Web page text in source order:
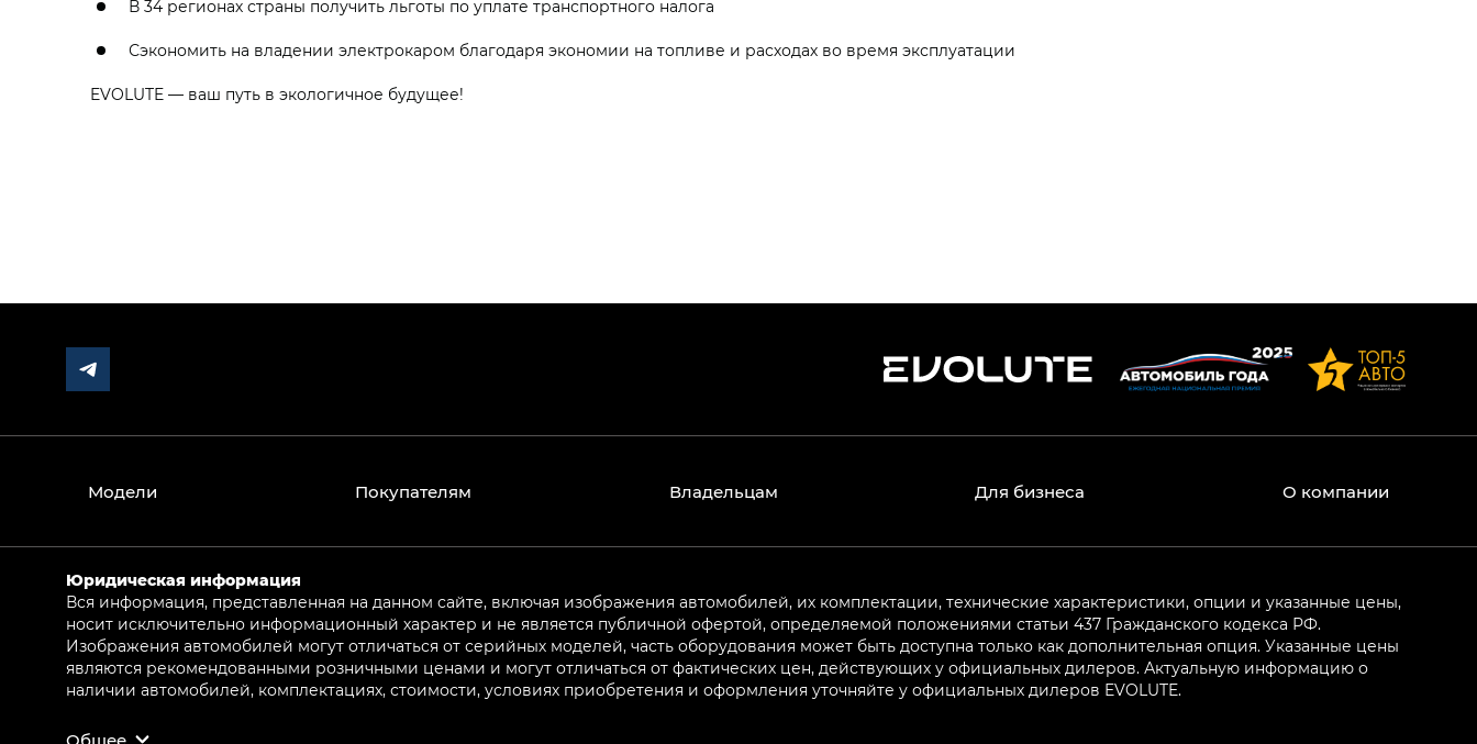
В 34 регионах страны получить льготы по уплате транспортного налога
Сэкономить на владении электрокаром благодаря экономии на топливе и расходах во время эксплуатации
EVOLUTE — ваш путь в экологичное будущее!
Модели Покупателям Владельцам Для бизнеса О компании
Юридическая информация
Вся информация, представленная на данном сайте, включая изображения автомобилей, их комплектации, технические характеристики, опции и указанные цены,
носит исключительно информационный характер и не является публичной офертой, определяемой положениями статьи 437 Гражданского кодекса РФ.
Изображения автомобилей могут отличаться от серийных моделей, часть оборудования может быть доступна только как дополнительная опция. Указанные цены
являются рекомендованными розничными ценами и могут отличаться от фактических цен, действующих у официальных дилеров. Актуальную информацию о
наличии автомобилей, комплектациях, стоимости, условиях приобретения и оформления уточняйте у официальных дилеров EVOLUTE.
Общее